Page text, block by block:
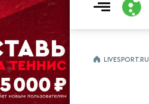
LIVESPORT.RU